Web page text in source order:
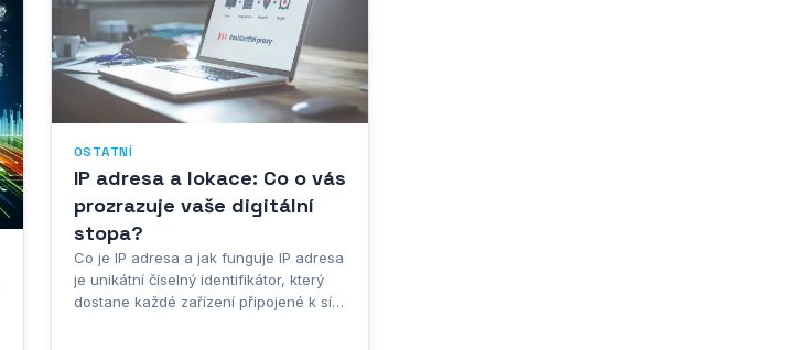
OSTATNÍ
IP adresa a lokace: Co o vás
prozrazuje vaše digitální
stopa?
Co je IP adresa a jak funguje IP adresa
je unikátní číselný identifikátor, který
dostane každé zařízení připojené k síti